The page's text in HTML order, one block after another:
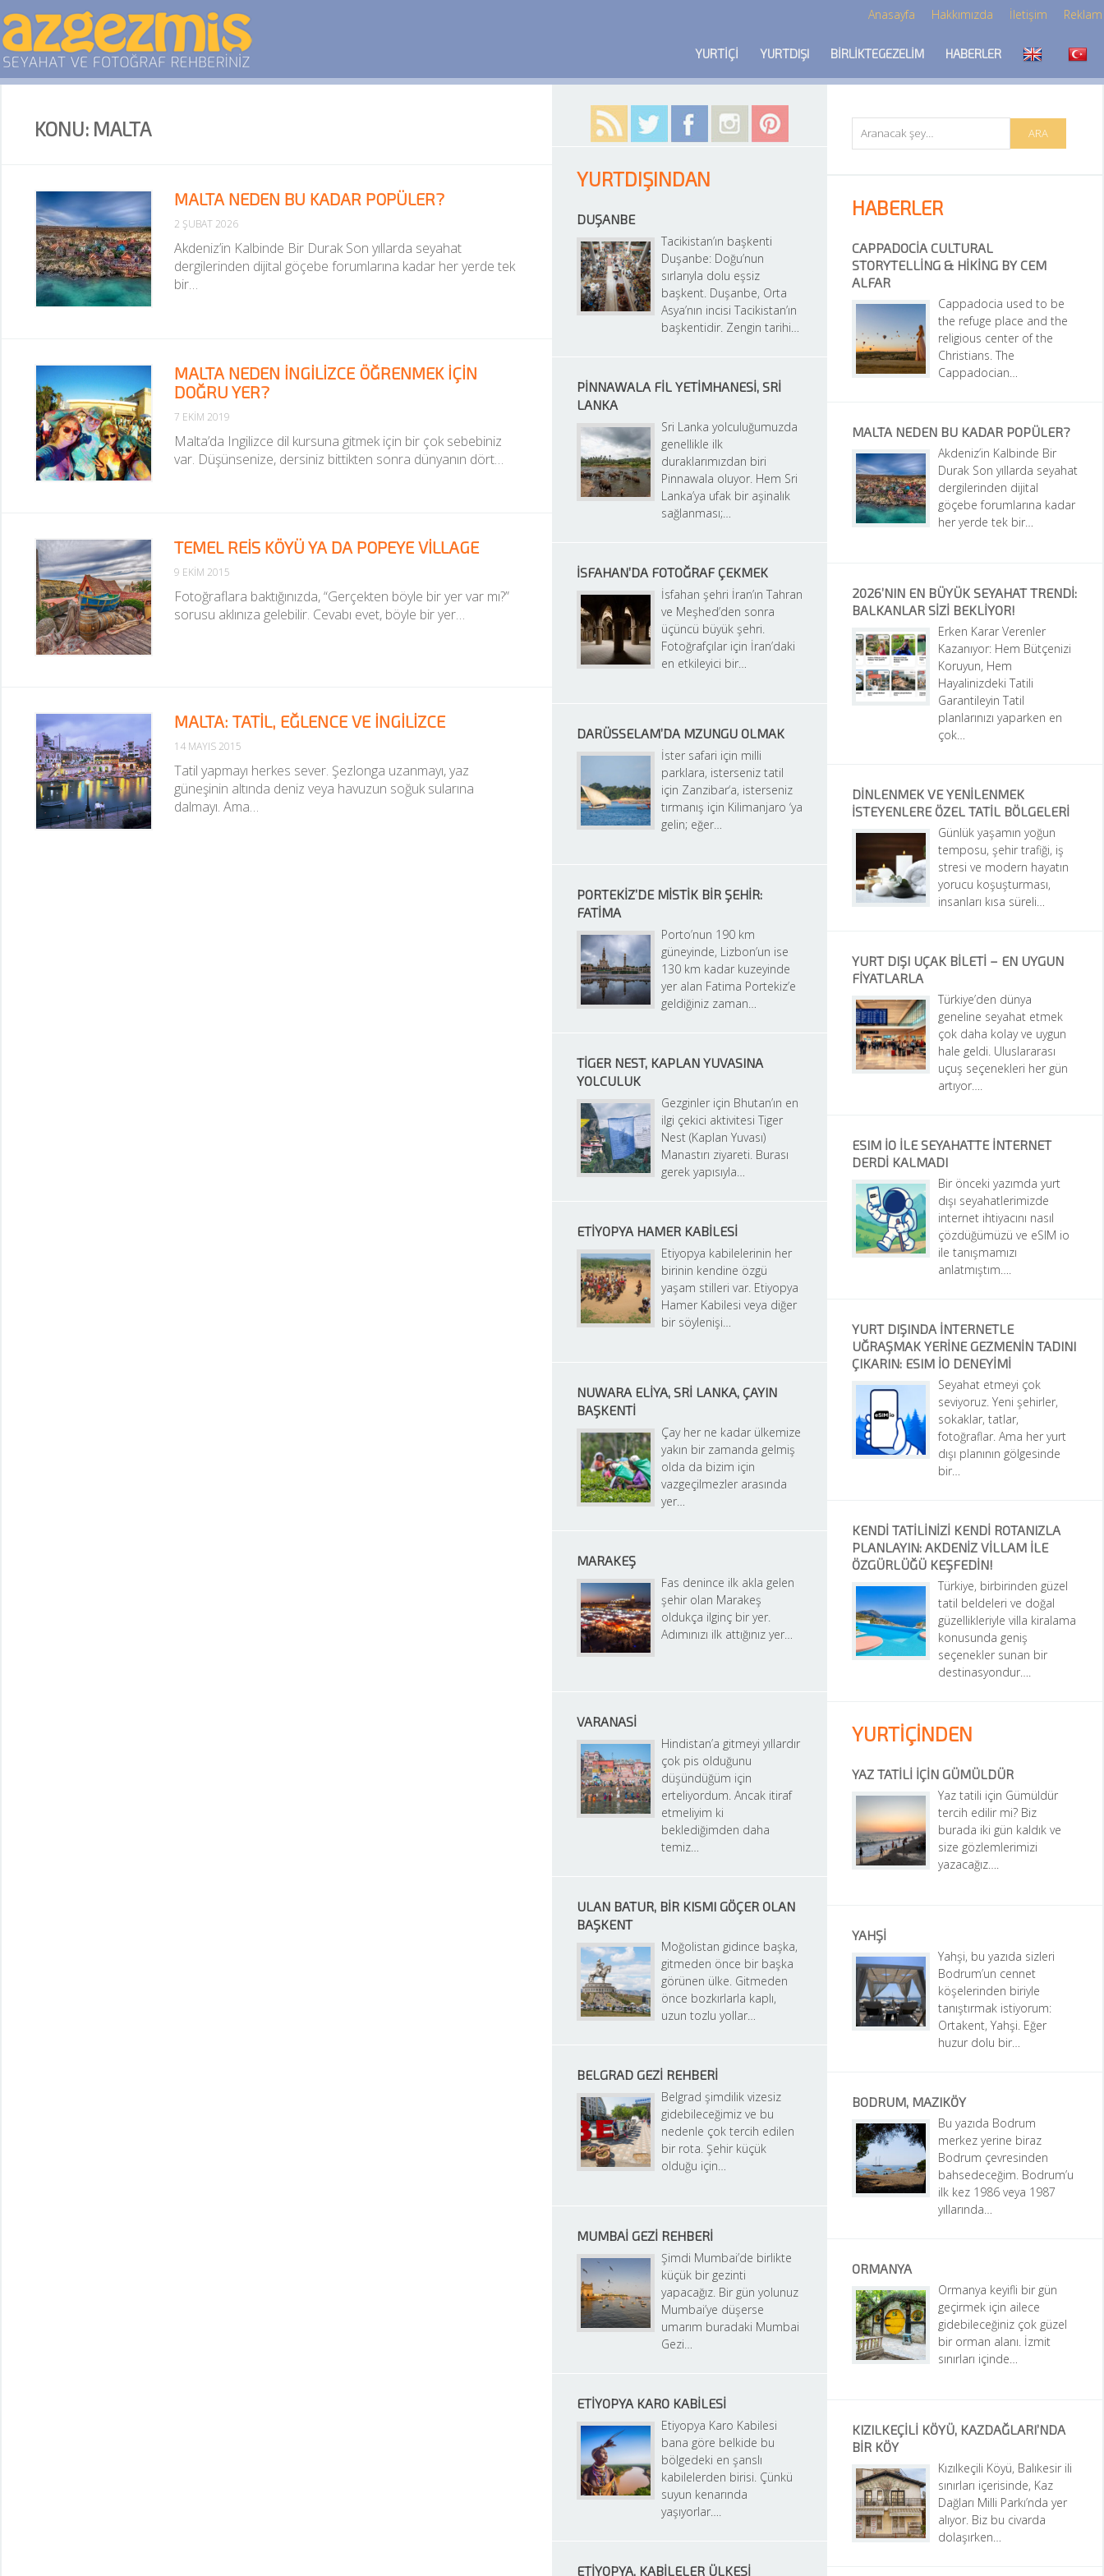
Anasayfa Hakkımızda İletişim Reklam
YURTIÇI YURTDIŞI BIRLIKTEGEZELIM HABERLER
KONU: MALTA
MALTA NEDEN BU KADAR POPÜLER?
2 ŞUBAT 2026
Akdeniz’in Kalbinde Bir Durak Son yıllarda seyahat
dergilerinden dijital göçebe forumlarına kadar her yerde tek
bir…
MALTA NEDEN İNGILIZCE ÖĞRENMEK IÇIN
DOĞRU YER?
7 EKIM 2019
Malta’da Ingilizce dil kursuna gitmek için bir çok sebebiniz
var. Düşünsenize, dersiniz bittikten sonra dünyanın dört…
TEMEL REIS KÖYÜ YA DA POPEYE VILLAGE
9 EKIM 2015
Fotoğraflara baktığınızda, “Gerçekten böyle bir yer var mı?”
sorusu aklınıza gelebilir. Cevabı evet, böyle bir yer…
MALTA: TATIL, EĞLENCE VE İNGILIZCE
14 MAYIS 2015
Tatil yapmayı herkes sever. Şezlonga uzanmayı, yaz
güneşinin altında deniz veya havuzun soğuk sularına
dalmayı. Ama…
YURTDIŞINDAN
DUŞANBE
Tacikistan’ın başkenti
Duşanbe: Doğu’nun
sırlarıyla dolu eşsiz
başkent. Duşanbe, Orta
Asya’nın incisi Tacikistan’ın
başkentidir. Zengin tarihi…
PINNAWALA FIL YETIMHANESI, SRI
LANKA
Sri Lanka yolculuğumuzda
genellikle ilk
duraklarımızdan biri
Pinnawala oluyor. Hem Sri
Lanka’ya ufak bir aşinalık
sağlanması;…
İSFAHAN’DA FOTOĞRAF ÇEKMEK
İsfahan şehri İran’ın Tahran
ve Meşhed’den sonra
üçüncü büyük şehri.
Fotoğrafçılar için İran’daki
en etkileyici bir…
DARÜSSELAM’DA MZUNGU OLMAK
İster safari için milli
parklara, isterseniz tatil
için Zanzibar‘a, isterseniz
tırmanış için Kilimanjaro ‘ya
gelin; eğer…
PORTEKIZ’DE MISTIK BIR ŞEHIR:
FATIMA
Porto’nun 190 km
güneyinde, Lizbon’un ise
130 km kadar kuzeyinde
yer alan Fatima Portekiz’e
geldiğiniz zaman…
TIGER NEST, KAPLAN YUVASINA
YOLCULUK
Gezginler için Bhutan’ın en
ilgi çekici aktivitesi Tiger
Nest (Kaplan Yuvası)
Manastırı ziyareti. Burası
gerek yapısıyla…
ETIYOPYA HAMER KABILESI
Etiyopya kabilelerinin her
birinin kendine özgü
yaşam stilleri var. Etiyopya
Hamer Kabilesi veya diğer
bir söylenişi…
NUWARA ELIYA, SRI LANKA, ÇAYIN
BAŞKENTI
Çay her ne kadar ülkemize
yakın bir zamanda gelmiş
olda da bizim için
vazgeçilmezler arasında
yer…
MARAKEŞ
Fas denince ilk akla gelen
şehir olan Marakeş
oldukça ilginç bir yer.
Adımınızı ilk attığınız yer…
VARANASI
Hindistan’a gitmeyi yıllardır
çok pis olduğunu
düşündüğüm için
erteliyordum. Ancak itiraf
etmeliyim ki
beklediğimden daha
temiz…
ULAN BATUR, BIR KISMI GÖÇER OLAN
BAŞKENT
Moğolistan gidince başka,
gitmeden önce bir başka
görünen ülke. Gitmeden
önce bozkırlarla kaplı,
uzun tozlu yollar…
BELGRAD GEZI REHBERI
Belgrad şimdilik vizesiz
gidebileceğimiz ve bu
nedenle çok tercih edilen
bir rota. Şehir küçük
olduğu için…
MUMBAI GEZI REHBERI
Şimdi Mumbai’de birlikte
küçük bir gezinti
yapacağız. Bir gün yolunuz
Mumbai’ye düşerse
umarım buradaki Mumbai
Gezi…
ETIYOPYA KARO KABILESI
Etiyopya Karo Kabilesi
bana göre belkide bu
bölgedeki en şanslı
kabilelerden birisi. Çünkü
suyun kenarında
yaşıyorlar….
ETIYOPYA, KABILELER ÜLKESI
HABERLER
CAPPADOCIA CULTURAL
STORYTELLING & HIKING BY CEM
ALFAR
Cappadocia used to be
the refuge place and the
religious center of the
Christians. The
Cappadocian…
MALTA NEDEN BU KADAR POPÜLER?
Akdeniz’in Kalbinde Bir
Durak Son yıllarda seyahat
dergilerinden dijital
göçebe forumlarına kadar
her yerde tek bir…
2026’NIN EN BÜYÜK SEYAHAT TRENDI:
BALKANLAR SIZI BEKLIYOR!
Erken Karar Verenler
Kazanıyor: Hem Bütçenizi
Koruyun, Hem
Hayalinizdeki Tatili
Garantileyin Tatil
planlarınızı yaparken en
çok…
DINLENMEK VE YENILENMEK
İSTEYENLERE ÖZEL TATIL BÖLGELERI
Günlük yaşamın yoğun
temposu, şehir trafiği, iş
stresi ve modern hayatın
yorucu koşuşturması,
insanları kısa süreli…
YURT DIŞI UÇAK BILETI – EN UYGUN
FIYATLARLA
Türkiye’den dünya
geneline seyahat etmek
çok daha kolay ve uygun
hale geldi. Uluslararası
uçuş seçenekleri her gün
artıyor….
ESIM IO ILE SEYAHATTE INTERNET
DERDI KALMADI
Bir önceki yazımda yurt
dışı seyahatlerimizde
internet ihtiyacını nasıl
çözdüğümüzü ve eSIM io
ile tanışmamızı
anlatmıştım….
YURT DIŞINDA İNTERNETLE
UĞRAŞMAK YERINE GEZMENIN TADINI
ÇIKARIN: ESIM IO DENEYIMI
Seyahat etmeyi çok
seviyoruz. Yeni şehirler,
sokaklar, tatlar,
fotoğraflar. Ama her yurt
dışı planının gölgesinde
bir…
KENDI TATILINIZI KENDI ROTANIZLA
PLANLAYIN: AKDENIZ VILLAM ILE
ÖZGÜRLÜĞÜ KEŞFEDIN!
Türkiye, birbirinden güzel
tatil beldeleri ve doğal
güzellikleriyle villa kiralama
konusunda geniş
seçenekler sunan bir
destinasyondur….
YURTİÇİNDEN
YAZ TATILI İÇIN GÜMÜLDÜR
Yaz tatili için Gümüldür
tercih edilir mi? Biz
burada iki gün kaldık ve
size gözlemlerimizi
yazacağız….
YAHŞI
Yahşi, bu yazıda sizleri
Bodrum’un cennet
köşelerinden biriyle
tanıştırmak istiyorum:
Ortakent, Yahşi. Eğer
huzur dolu bir…
BODRUM, MAZIKÖY
Bu yazıda Bodrum
merkez yerine biraz
Bodrum çevresinden
bahsedeceğim. Bodrum’u
ilk kez 1986 veya 1987
yıllarında…
ORMANYA
Ormanya keyifli bir gün
geçirmek için ailece
gidebileceğiniz çok güzel
bir orman alanı. İzmit
sınırları içinde…
KIZILKEÇILI KÖYÜ, KAZDAĞLARI’NDA
BIR KÖY
Kızılkeçili Köyü, Balıkesir ili
sınırları içerisinde, Kaz
Dağları Milli Parkı’nda yer
alıyor. Biz bu civarda
dolaşırken…